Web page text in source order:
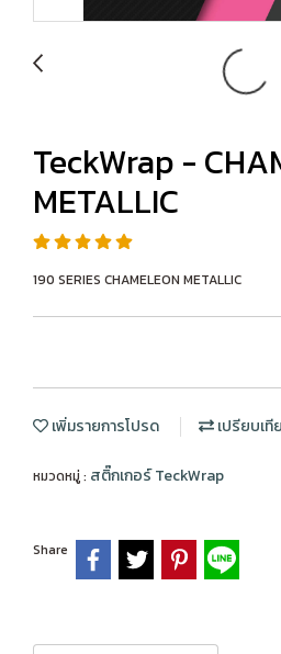
TeckWrap -
METALLIC
190 SERIES CHAMELEON METALLIC
เพิ่มรายการโปรด เปรียบเที
หมวดหมู่ : สติ๊กเกอร์ TeckWrap
Share